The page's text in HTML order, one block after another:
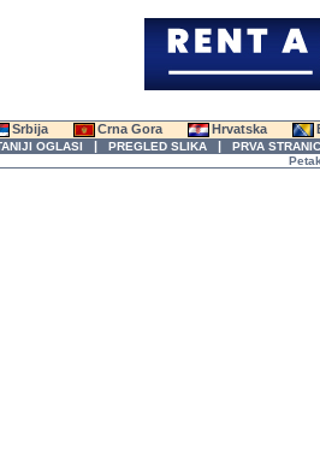
Srbija Crna Gora Hrvatska
OGLASI | PREGLED SLIKA | PRVA
Petak,